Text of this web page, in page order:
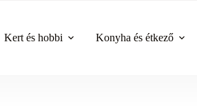
Kert és hobbi Konyha és étkező